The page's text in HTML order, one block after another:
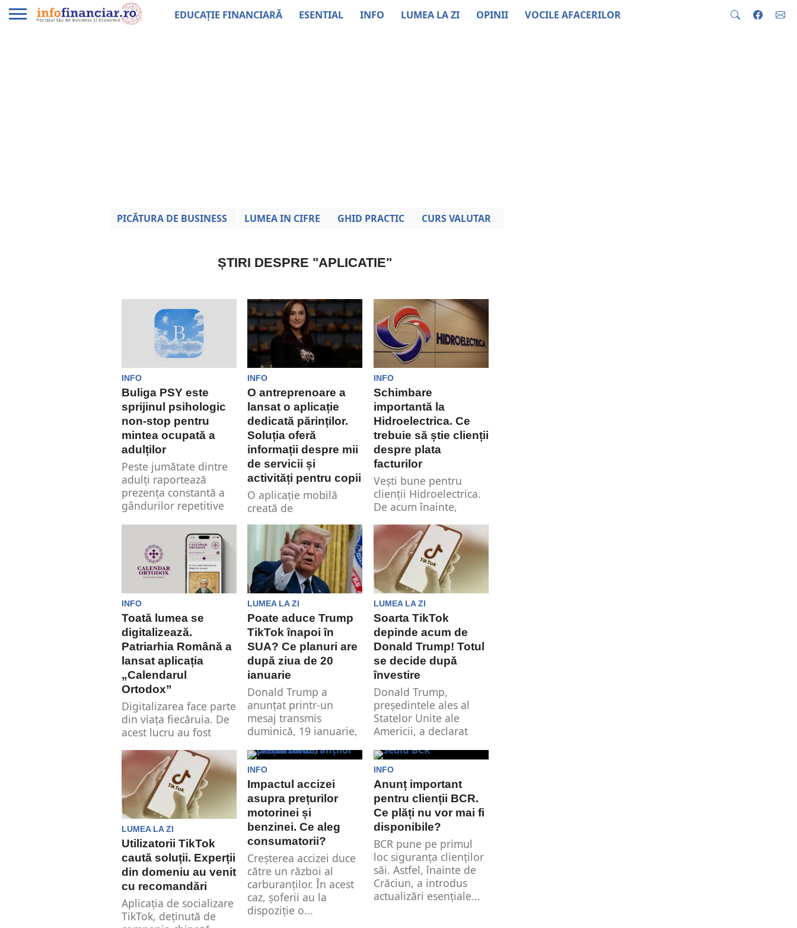
EDUCAȚIE FINANCIARĂ ESENTIAL INFO LUMEA LA ZI OPINII VOCILE AFACERILOR
PICĂTURA DE BUSINESS LUMEA IN CIFRE GHID PRACTIC CURS VALUTAR
ȘTIRI DESPRE "APLICATIE"
INFO
Buliga PSY este
sprijinul psihologic
non-stop pentru
mintea ocupată a
adulților
Peste jumătate dintre
adulți raportează
prezența constantă a
gândurilor repetitive
aproape 40% afirmă...
INFO
O antreprenoare a
lansat o aplicație
dedicată părinților.
Soluția oferă
informații despre mii
de servicii și
activități pentru copii
O aplicație mobilă
creată de
antreprenoarea
Andreea Buraga vine
în sprijinul părinților
din București și Ilfov,...
INFO
Schimbare
importantă la
Hidroelectrica. Ce
trebuie să știe clienții
despre plata
facturilor
Vești bune pentru
clienții Hidroelectrica.
De acum înainte,
nevoiți să plătească...
INFO
Toată lumea se
digitalizează.
Patriarhia Română a
lansat aplicația
„Calendarul
Ortodox”
Digitalizarea face parte
din viața fiecăruia. De
acest lucru au fost
conducerea...
LUMEA LA ZI
Poate aduce Trump
TikTok înapoi în
SUA? Ce planuri are
dupǎ ziua de 20
ianuarie
Donald Trump a
anunţat printr-un
mesaj transmis
duminică, 19 ianuarie,
executiv ce va...
LUMEA LA ZI
Soarta TikTok
depinde acum de
Donald Trump! Totul
se decide dupǎ
învestire
Donald Trump,
președintele ales al
Statelor Unite ale
Americii, a declarat
de...
LUMEA LA ZI
Utilizatorii TikTok
caută soluții. Experții
din domeniu au venit
cu recomandări
Aplicația de socializare
TikTok, deținută de
INFO
Impactul accizei
asupra prețurilor
motorinei și
benzinei. Ce aleg
consumatorii?
Creșterea accizei duce
către un război al
carburanților. În acest
caz, șoferii au la
dispoziție o...
INFO
Anunț important
pentru clienții BCR.
Ce plăți nu vor mai fi
disponibile?
BCR pune pe primul
loc siguranța clienților
săi. Astfel, înainte de
Crăciun, a introdus
actualizări esențiale...